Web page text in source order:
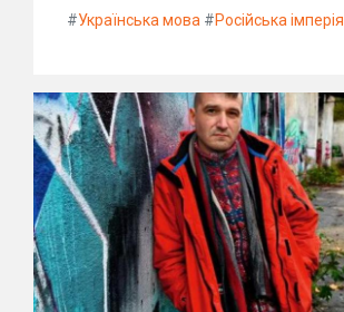
#Українська мова #Російська імперія